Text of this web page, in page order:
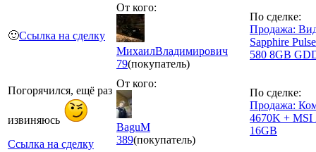
🙂Ссылка на сделку
От кого:
МихаилВладимирович
79(покупатель)
По сделке:
Продажа:
Sapphire
580 8GB
Погорячился, ещё раз
извиняюсь
Ссылка на сделку
От кого:
BaguM
389(покупатель)
По сделке:
Продажа:
4670K + MSI
16GB